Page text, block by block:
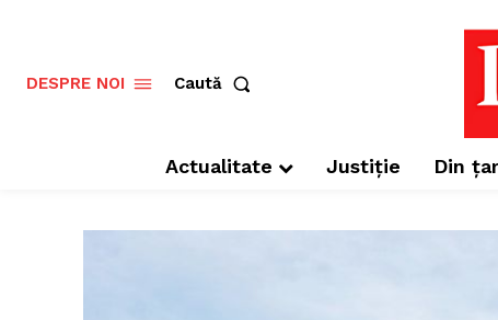
DESPRE NOI Caută
Actualitate Justiție Din